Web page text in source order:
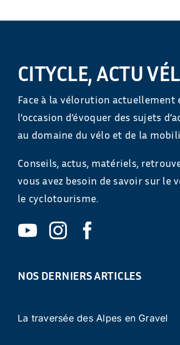
CITYCLE, ACTU
Face à la vélorution actuellement
l’occasion d’évoquer des sujets
au domaine du vélo et de la
Conseils, actus, matériels,
vous avez besoin de savoir sur le
le cyclotourisme.
NOS DERNIERS ARTICLES
La traversée des Alpes en Gravel